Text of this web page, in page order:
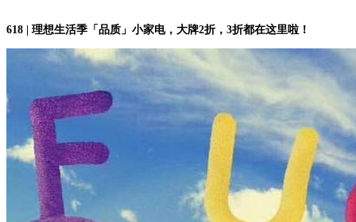
618 | 理想生活季「品质」小家电，大牌2折，3折都在这里啦！